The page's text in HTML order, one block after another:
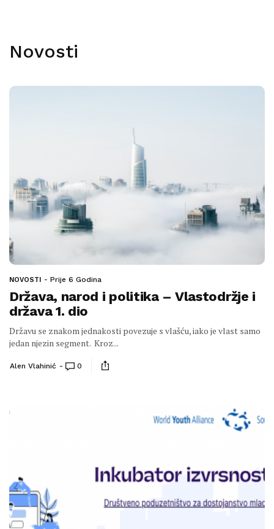
Novosti
NOVOSTI Prije 6 Godina
Država, narod i politika – Vlastodržje i
država 1. dio
Državu se znakom jednakosti povezuje s vlašću, iako je vlast samo
jedan njezin segment. Kroz...
Alen Vlahinić 0